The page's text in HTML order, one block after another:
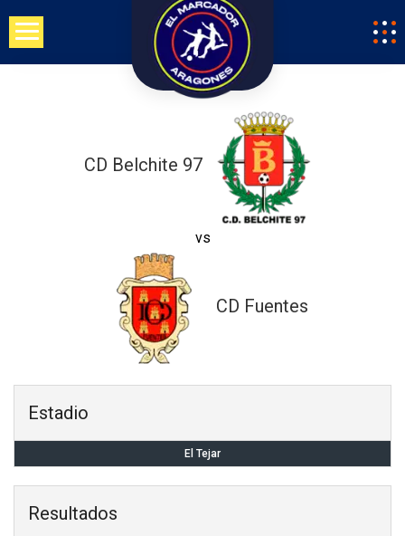
Saltar
contenido
CD Belchite 97
vs
CD Fuentes
Estadio
El Tejar
Resultados